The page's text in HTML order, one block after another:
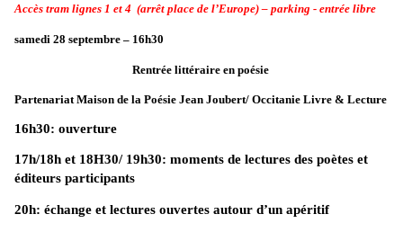
Accès tram lignes 1 et 4 (arrêt place de l’Europe) – parking - entrée libre
samedi 28 septembre – 16h30
Rentrée littéraire en poésie
Partenariat Maison de la Poésie Jean Joubert/ Occitanie Livre & Lecture
16h30: ouverture
17h/18h et 18H30/ 19h30: moments de lectures des poètes et
éditeurs participants
20h: échange et lectures ouvertes autour d’un apéritif